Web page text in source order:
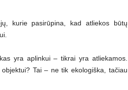
kurie pasirūpina, kad atliekos būtų
yra aplinkui – tikrai yra atliekamos.
Tai – ne tik ekologiška, tačiau